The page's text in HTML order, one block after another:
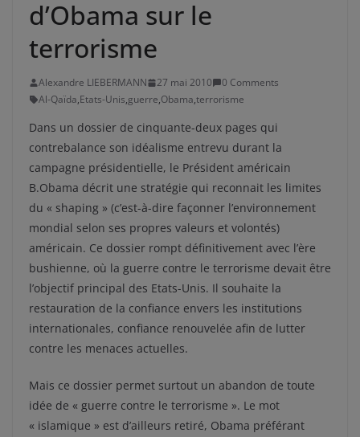
d’Obama sur le
terrorisme
Alexandre LIEBERMANN 27 mai 2010
0 Comments
Al-Qaïda,Etats-Unis,guerre,Obama,terrorisme
Dans un dossier de cinquante-deux pages qui
contrebalance son idéalisme entrevu durant la
campagne présidentielle, le Président américain
B.Obama décrit une stratégie qui reconnait les limites
du « shaping » (c’est-à-dire façonner l’environnement
mondial selon ses propres valeurs et volontés)
américain. Ce dossier rompt définitivement avec l’ère
bushienne, où la guerre contre le terrorisme devait être
l’objectif principal des Etats-Unis. Il souhaite la
restauration de la confiance envers les institutions
internationales, confiance renouvelée afin de lutter
contre les menaces actuelles.
Mais ce dossier permet surtout un abandon de toute
idée de « guerre contre le terrorisme ». Le mot
« islamique » est d’ailleurs retiré, Obama préférant